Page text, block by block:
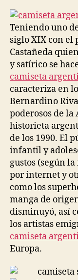
entrada
Teniendo uno
siglo XIX con el
Castañeda
y satírico se
camiseta
caracteriza en
Bernardino
poderosos de
historieta
de los 1990. El
infantil y
gustos (según
por internet y
como los
manga de
disminuyó, así
los artistas
camiseta
Europa.